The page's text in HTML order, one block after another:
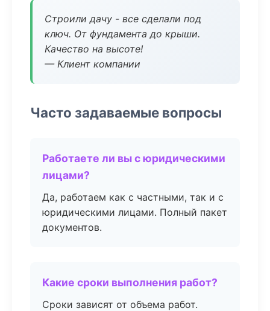
Строили дачу - все сделали под
ключ. От фундамента до крыши.
Качество на высоте!
— Клиент компании
Часто задаваемые вопросы
Работаете ли вы с юридическими
лицами?
Да, работаем как с частными, так и с
юридическими лицами. Полный пакет
документов.
Какие сроки выполнения работ?
Сроки зависят от объема работ.